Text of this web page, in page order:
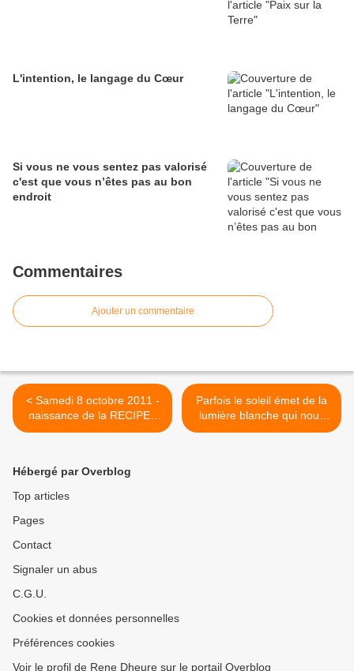
L'intention, le langage du Cœur
Si vous ne vous sentez pas valorisé
c'est que vous n’êtes pas au bon
endroit
Commentaires
Ajouter un commentaire
< Samedi 8 octobre 2011 -
naissance de la RECIPE :
Méthode de régénération
Parfois le soleil émet de la
lumière blanche qui nous
régénère, l'avez-vous déjà
Hébergé par Overblog
Top articles
Pages
Contact
Signaler un abus
C.G.U.
Cookies et données personnelles
Préférences cookies
Voir le profil de Rene Dheure sur le portail Overblog